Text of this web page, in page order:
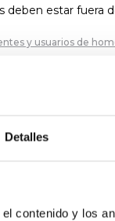
Detalles
contenido y los
deben estar fuera
y usuarios de